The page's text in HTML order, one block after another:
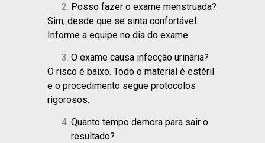
Posso fazer o exame menstruada?
Sim, desde que se sinta confortável.
Informe a equipe no dia do exame.
O exame causa infecção urinária?
O risco é baixo. Todo o material é estéril
e o procedimento segue protocolos
rigorosos.
Quanto tempo demora para sair o
resultado?